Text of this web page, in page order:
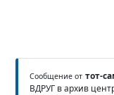
Сообщение от тот-
ВДРУГ в архив